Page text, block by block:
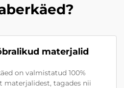
materjalid
on valmistatud 100%
materjalidest, tagades nii